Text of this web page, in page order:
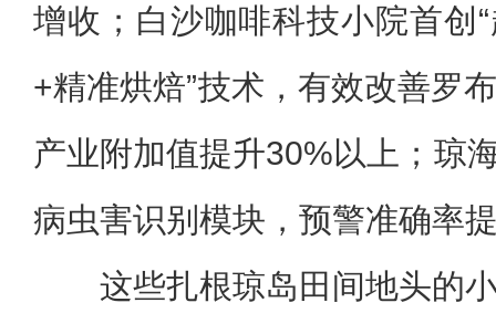
增收；白沙咖啡科技小院首创
+精准烘焙”技术，有效改善罗
产业附加值提升30%以上；琼
病虫害识别模块，预警准确
这些扎根琼岛田间地头的